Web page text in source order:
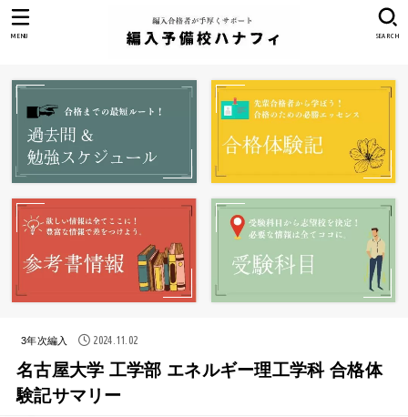
SEARCH
MENU
3年次編入 2024.11.02
名古屋大学 工学部 エネルギー理工学科 合格体
験記サマリー